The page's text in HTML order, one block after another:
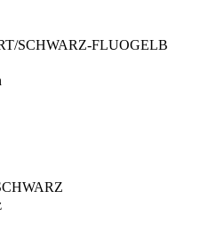
SCHWARZ-FLUOGELB